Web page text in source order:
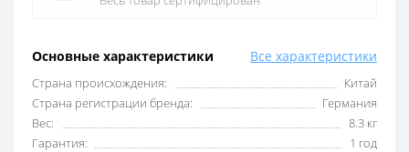
Основные характеристики Все характеристики
Cтрана происхождения:
Китай
Cтрана регистрации бренда:
Германия
Вес:
8.3 кг
Гарантия:
1 год